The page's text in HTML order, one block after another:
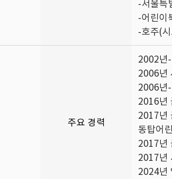
-서울특
-어린이
-호주(
주요 경력
2002년
2006년
2006년
2016년
2017년
동탑어
2017년
2017년
2024년